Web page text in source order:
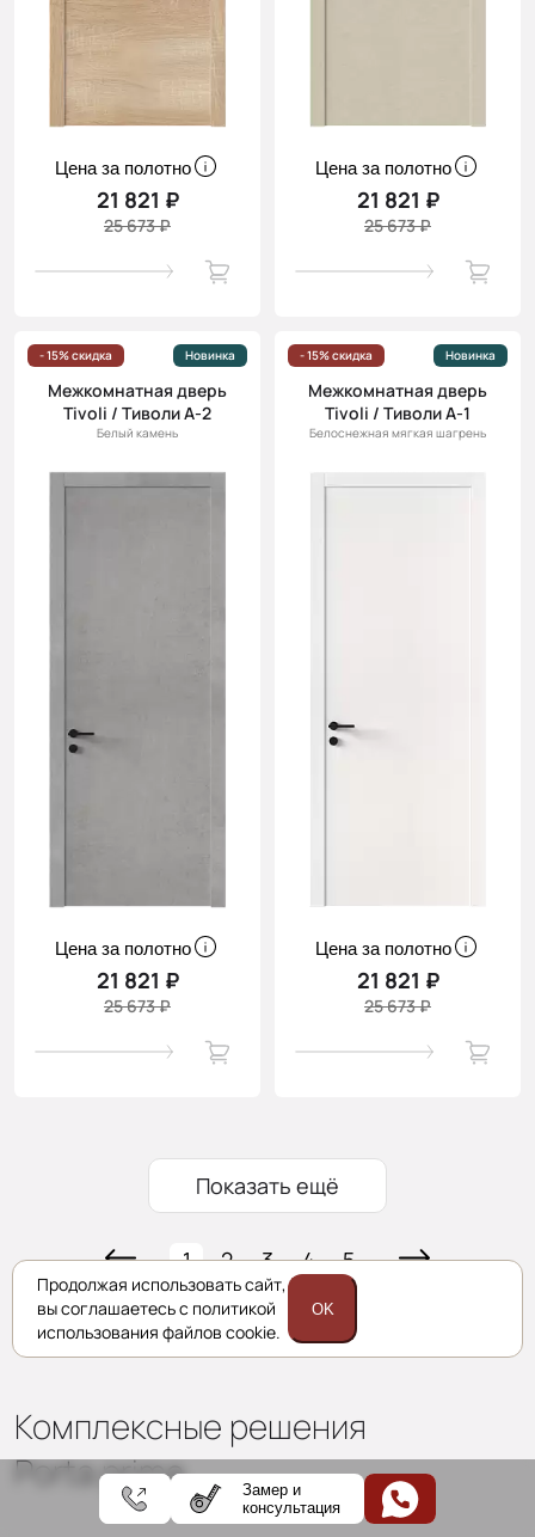
Цена за полотно
21 821 ₽
25 673 ₽
Цена за полотно
21 821 ₽
25 673 ₽
- 15% скидка Новинка
Межкомнатная дверь
Tivoli / Тиволи А-2
Белый камень
Цена за полотно
21 821 ₽
25 673 ₽
- 15% скидка Новинка
Межкомнатная дверь
Tivoli / Тиволи А-1
Белоснежная мягкая шагрень
Цена за полотно
21 821 ₽
25 673 ₽
Показать ещё
1 2 3 4 5
Комплексные решения
Porta prima
Замер и
консультация
Продолжая использовать сайт,
вы соглашаетесь с политикой
использования файлов cookie.
OK